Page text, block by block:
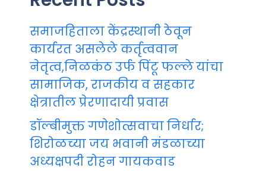
समाजहिताला केंद्रस्थानी ठेवून
कार्यरत असलेले कर्तृत्ववान
नेतृत्व,निळकंठ उर्फ पिंटू फल्ले यांचा
सामाजिक, राजकीय व सहकार
क्षेत्रातील प्रेरणादायी प्रवास
डॉल्बीमुक्त गणेशोत्सवाचा निर्धार;
शिरोळच्या जय भवानी मंडळाच्या
अध्यक्षपदी रोहन गायकवाड